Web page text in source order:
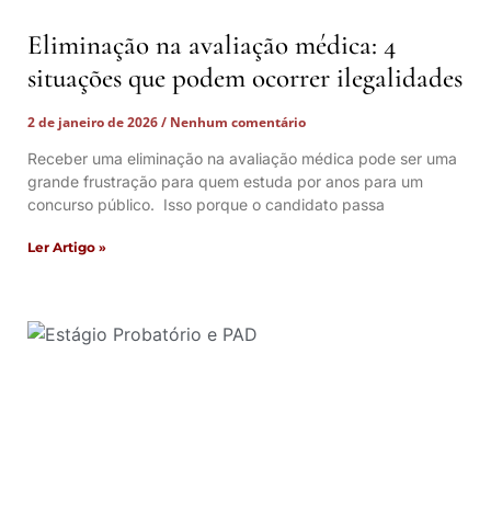
Eliminação na avaliação médica: 4
situações que podem ocorrer ilegalidades
2 de janeiro de 2026
Nenhum comentário
Receber uma eliminação na avaliação médica pode ser uma
grande frustração para quem estuda por anos para um
concurso público. Isso porque o candidato passa
Ler Artigo »